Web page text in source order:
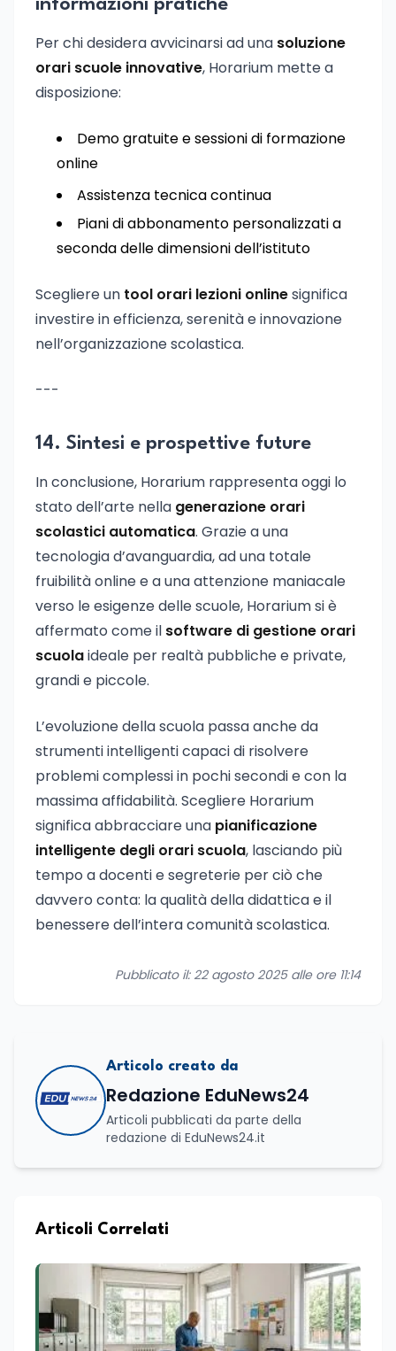
informazioni pratiche
Per chi desidera avvicinarsi ad una soluzione
orari scuole innovative, Horarium mette a
disposizione:
Demo gratuite e sessioni di formazione
online
Assistenza tecnica continua
Piani di abbonamento personalizzati a
seconda delle dimensioni dell’istituto
Scegliere un tool orari lezioni onlinesignifica
investire in efficienza, serenità e innovazione
nell’organizzazione scolastica.
---
14. Sintesi e prospettive future
In conclusione, Horarium rappresenta oggi lo
stato dell’arte nella generazione orari
scolastici automatica. Grazie a una
tecnologia d’avanguardia, ad una totale
fruibilità online e a una attenzione maniacale
verso le esigenze delle scuole, Horarium si è
affermato come il software di gestione orari
scuolaideale per realtà pubbliche e private,
grandi e piccole.
L’evoluzione della scuola passa anche da
strumenti intelligenti capaci di risolvere
problemi complessi in pochi secondi e con la
massima affidabilità. Scegliere Horarium
significa abbracciare una pianificazione
intelligente degli orari scuola, lasciando più
tempo a docenti e segreterie per ciò che
davvero conta: la qualità della didattica e il
benessere dell’intera comunità scolastica.
Pubblicato il: 22 agosto 2025 alle ore 11:14
Articolo creato da
Redazione EduNews24
Articoli pubblicati da parte della
redazione di EduNews24.it
Articoli Correlati